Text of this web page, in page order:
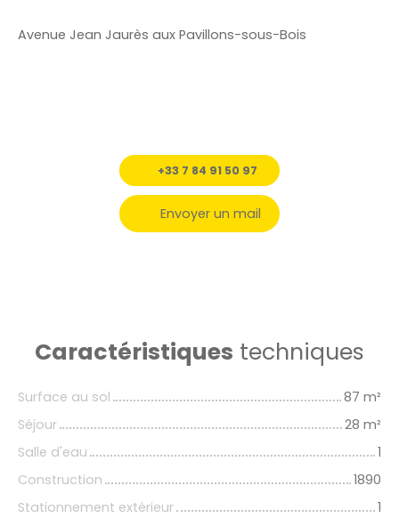
Avenue Jean Jaurès aux Pavillons-sous-Bois
+33 7 84 91 50 97
Envoyer un mail
Caractéristiques techniques
Surface au sol 87 m²
Séjour
28 m²
Salle d'eau
1
Construction
1890
Stationnement extérieur
1